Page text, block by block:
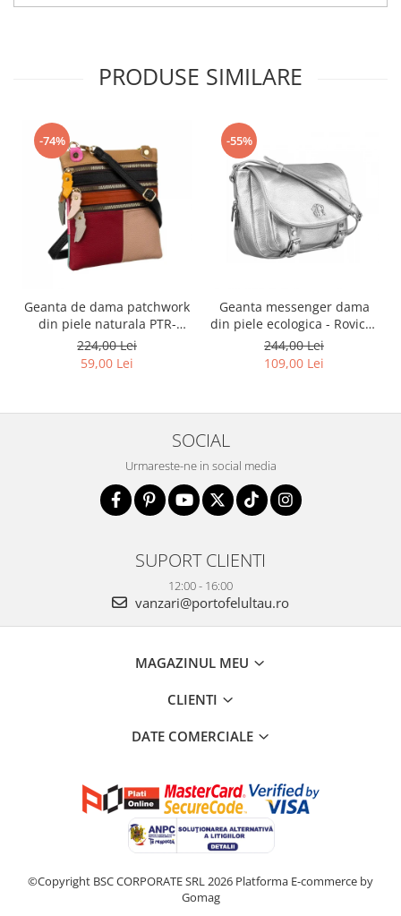
PRODUSE SIMILARE
-74%
Geanta de dama patchwork
din piele naturala PTR-
1718-SKL-6922 MULTI
224,00 Lei
59,00 Lei
-55%
Geanta messenger dama
din piele ecologica - Rovicky
PTR-R-TOR-ALE-2-3776 SIL
244,00 Lei
109,00 Lei
SOCIAL
Urmareste-ne in social media
SUPORT CLIENTI
12:00 - 16:00
vanzari@portofelultau.ro
MAGAZINUL MEU
CLIENTI
DATE COMERCIALE
©Copyright BSC CORPORATE SRL 2026 Platforma E-commerce by
Gomag